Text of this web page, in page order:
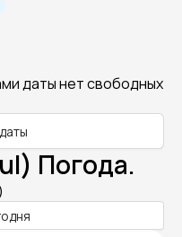
даты нет свободных
Погода.